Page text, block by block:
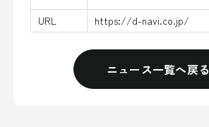
URL https://d-navi.co.jp/
ニュース一覧へ戻る